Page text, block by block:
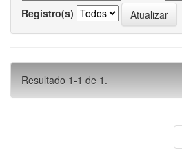
Registro(s)
Resultado 1-1 de 1.